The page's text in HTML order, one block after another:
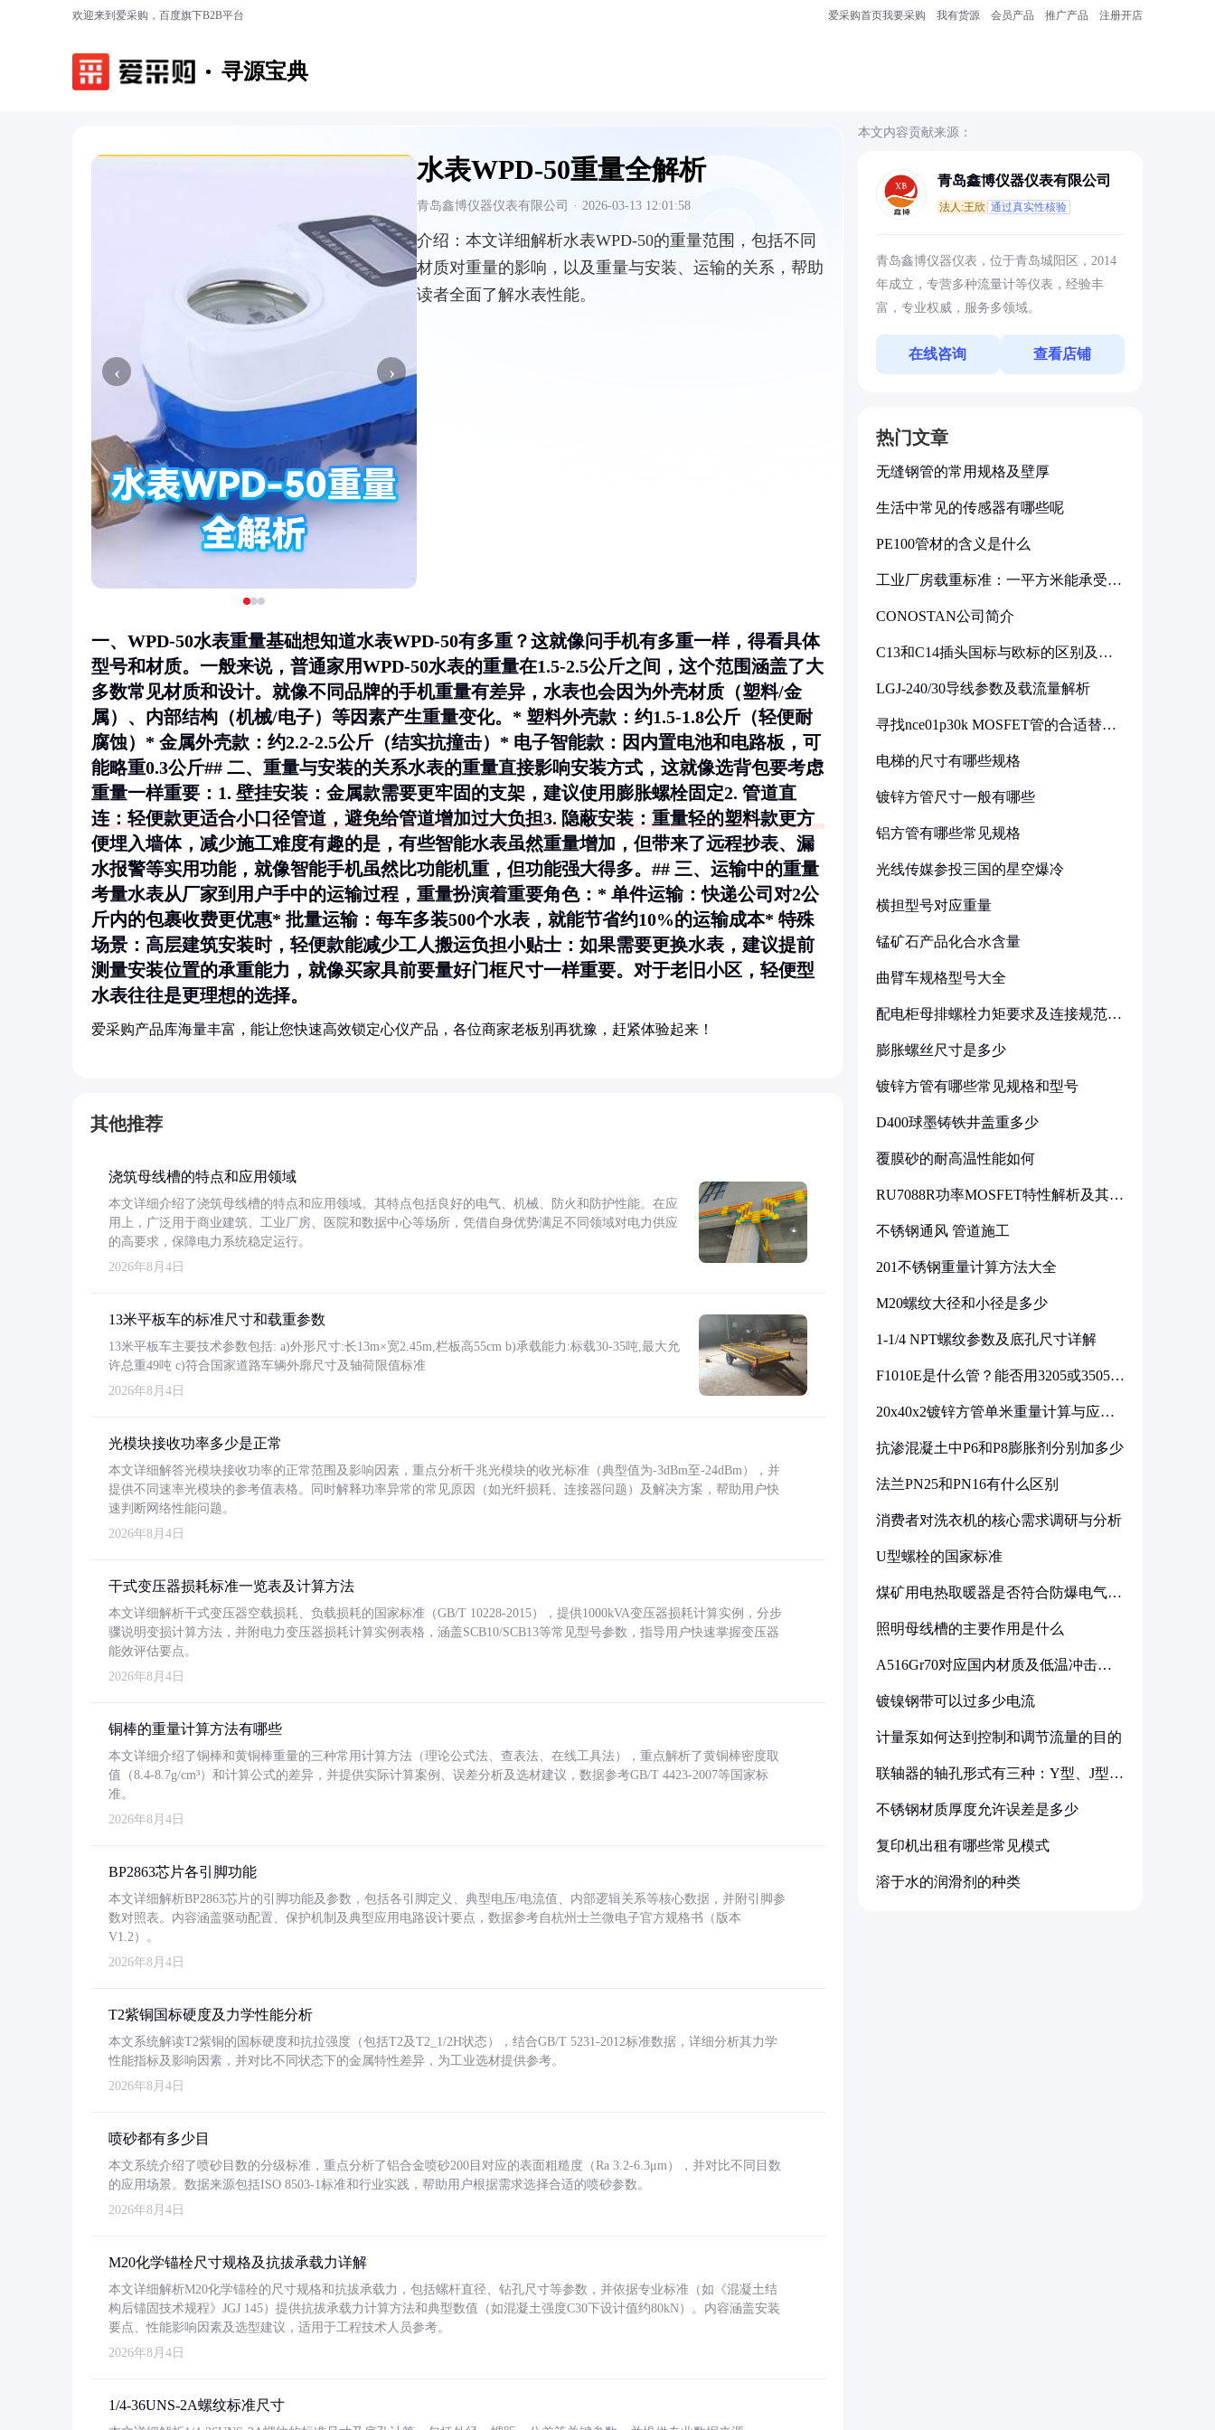
欢迎来到爱采购，百度旗下B2B平台 爱采购首页我要采购 我有货源 会员产品 推广产品 注册开店
寻源宝典
‹ ›
水表WPD-50重量全解析
青岛鑫博仪器仪表有限公司 · 2026-03-13 12:01:58
介绍： 本文详细解析水表WPD-50的重量范围，包括不同
材质对重量的影响，以及重量与安装、运输的关系，帮助
读者全面了解水表性能。
一、WPD-50水表重量基础想知道水表WPD-50有多重？这就像问手机有多重一样，得看具体
型号和材质。一般来说，普通家用WPD-50水表的重量在1.5-2.5公斤之间，这个范围涵盖了大
多数常见材质和设计。就像不同品牌的手机重量有差异，水表也会因为外壳材质（塑料/金
属）、内部结构（机械/电子）等因素产生重量变化。* 塑料外壳款：约1.5-1.8公斤（轻便耐
腐蚀）* 金属外壳款：约2.2-2.5公斤（结实抗撞击）* 电子智能款：因内置电池和电路板，可
能略重0.3公斤## 二、重量与安装的关系水表的重量直接影响安装方式，这就像选背包要考虑
重量一样重要：1. 壁挂安装 ：金属款需要更牢固的支架，建议使用膨胀螺栓固定2. 管道直
连 ：轻便款更适合小口径管道，避免给管道增加过大负担3. 隐蔽安装 ：重量轻的塑料款更方
便埋入墙体，减少施工难度有趣的是，有些智能水表虽然重量增加，但带来了远程抄表、漏
水报警等实用功能，就像智能手机虽然比功能机重，但功能强大得多。## 三、运输中的重量
考量水表从厂家到用户手中的运输过程，重量扮演着重要角色：* 单件运输：快递公司对2公
斤内的包裹收费更优惠* 批量运输：每车多装500个水表，就能节省约10%的运输成本* 特殊
场景 ：高层建筑安装时，轻便款能减少工人搬运负担小贴士：如果需要更换水表，建议提前
测量安装位置的承重能力，就像买家具前要量好门框尺寸一样重要。对于老旧小区，轻便型
水表往往是更理想的选择。
爱采购产品库海量丰富，能让您快速高效锁定心仪产品，各位商家老板别再犹豫，赶紧体验起来！
其他推荐
浇筑母线槽的特点和应用领域
本文详细介绍了浇筑母线槽的特点和应用领域。其特点包括良好的电气、机械、防火和防护性能。在应
用上，广泛用于商业建筑、工业厂房、医院和数据中心等场所，凭借自身优势满足不同领域对电力供应
的高要求，保障电力系统稳定运行。
2026年8月4日
13米平板车的标准尺寸和载重参数
13米平板车主要技术参数包括: a)外形尺寸:长13m×宽2.45m,栏板高55cm b)承载能力:标载30-35吨,最大允
许总重49吨 c)符合国家道路车辆外廓尺寸及轴荷限值标准
2026年8月4日
光模块接收功率多少是正常
本文详细解答光模块接收功率的正常范围及影响因素，重点分析千兆光模块的收光标准（典型值为-3dBm至-24dBm），并
提供不同速率光模块的参考值表格。同时解释功率异常的常见原因（如光纤损耗、连接器问题）及解决方案，帮助用户快
速判断网络性能问题。
2026年8月4日
干式变压器损耗标准一览表及计算方法
本文详细解析干式变压器空载损耗、负载损耗的国家标准（GB/T 10228-2015），提供1000kVA变压器损耗计算实例，分步
骤说明变损计算方法，并附电力变压器损耗计算实例表格，涵盖SCB10/SCB13等常见型号参数，指导用户快速掌握变压器
能效评估要点。
2026年8月4日
铜棒的重量计算方法有哪些
本文详细介绍了铜棒和黄铜棒重量的三种常用计算方法（理论公式法、查表法、在线工具法），重点解析了黄铜棒密度取
值（8.4-8.7g/cm³）和计算公式的差异，并提供实际计算案例、误差分析及选材建议，数据参考GB/T 4423-2007等国家标
准。
2026年8月4日
BP2863芯片各引脚功能
本文详细解析BP2863芯片的引脚功能及参数，包括各引脚定义、典型电压/电流值、内部逻辑关系等核心数据，并附引脚参
数对照表。内容涵盖驱动配置、保护机制及典型应用电路设计要点，数据参考自杭州士兰微电子官方规格书（版本
V1.2）。
2026年8月4日
T2紫铜国标硬度及力学性能分析
本文系统解读T2紫铜的国标硬度和抗拉强度（包括T2及T2_1/2H状态），结合GB/T 5231-2012标准数据，详细分析其力学
性能指标及影响因素，并对比不同状态下的金属特性差异，为工业选材提供参考。
2026年8月4日
喷砂都有多少目
本文系统介绍了喷砂目数的分级标准，重点分析了铝合金喷砂200目对应的表面粗糙度（Ra 3.2-6.3μm），并对比不同目数
的应用场景。数据来源包括ISO 8503-1标准和行业实践，帮助用户根据需求选择合适的喷砂参数。
2026年8月4日
M20化学锚栓尺寸规格及抗拔承载力详解
本文详细解析M20化学锚栓的尺寸规格和抗拔承载力，包括螺杆直径、钻孔尺寸等参数，并依据专业标准（如《混凝土结
构后锚固技术规程》JGJ 145）提供抗拔承载力计算方法和典型数值（如混凝土强度C30下设计值约80kN）。内容涵盖安装
要点、性能影响因素及选型建议，适用于工程技术人员参考。
2026年8月4日
1/4-36UNS-2A螺纹标准尺寸
本文内容贡献来源：
青岛鑫博仪器仪表有限公司
法人:王欣 通过真实性核验
青岛鑫博仪器仪表，位于青岛城阳区，2014
年成立，专营多种流量计等仪表，经验丰
富，专业权威，服务多领域。
在线咨询 查看店铺
热门文章
无缝钢管的常用规格及壁厚
生活中常见的传感器有哪些呢
PE100管材的含义是什么
工业厂房载重标准：一平方米能承受多
CONOSTAN公司简介
C13和C14插头国标与欧标的区别及其
LGJ-240/30导线参数及载流量解析
寻找nce01p30k MOSFET管的合适替代
电梯的尺寸有哪些规格
镀锌方管尺寸一般有哪些
铝方管有哪些常见规格
光线传媒参投三国的星空爆冷
横担型号对应重量
锰矿石产品化合水含量
曲臂车规格型号大全
配电柜母排螺栓力矩要求及连接规范详
膨胀螺丝尺寸是多少
镀锌方管有哪些常见规格和型号
D400球墨铸铁井盖重多少
覆膜砂的耐高温性能如何
RU7088R功率MOSFET特性解析及其在
不锈钢通风 管道施工
201不锈钢重量计算方法大全
M20螺纹大径和小径是多少
1-1/4 NPT螺纹参数及底孔尺寸详解
F1010E是什么管？能否用3205或3505代
20x40x2镀锌方管单米重量计算与应用
抗渗混凝土中P6和P8膨胀剂分别加多少
法兰PN25和PN16有什么区别
消费者对洗衣机的核心需求调研与分析
U型螺栓的国家标准
煤矿用电热取暖器是否符合防爆电气设
照明母线槽的主要作用是什么
A516Gr70对应国内材质及低温冲击要
镀镍钢带可以过多少电流
计量泵如何达到控制和调节流量的目的
联轴器的轴孔形式有三种：Y型、J型、
不锈钢材质厚度允许误差是多少
复印机出租有哪些常见模式
溶于水的润滑剂的种类